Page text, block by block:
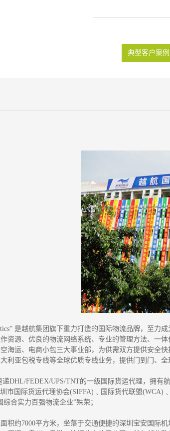
典型客户案例
是越航集团旗下重力打造的国际物流品牌，至力成
资源、优良的物流网络系统、专业的管理方法、一
海运、电商小包三大事业部，为供需双方提供安全快
利亚包税专线等全球优质专线业务，提供门到门、
FEDEX/UPS/TNT的一级国际货运代理，拥有
市国际货运代理协会(SIFFA)﹑国际货代联盟
合实力百强物流企业”殊荣；
积约7000平方米，坐落于交通便捷的深圳宝安国际